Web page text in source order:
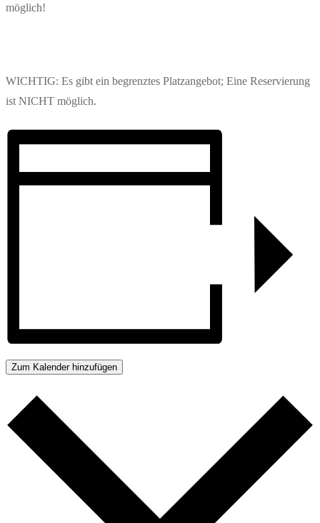
möglich!
WICHTIG: Es gibt ein begrenztes Platzangebot; Eine Reservierung
ist NICHT möglich.
Zum Kalender hinzufügen